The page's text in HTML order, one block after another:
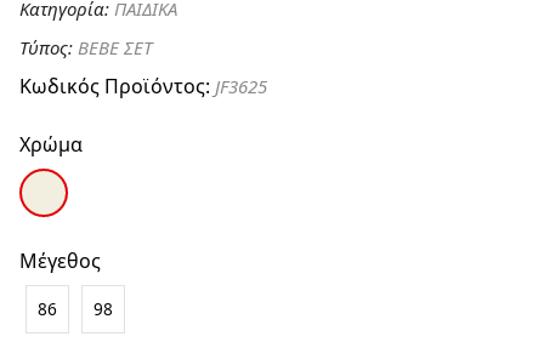
Κατηγορία: ΠΑΙΔΙΚΑ
Τύπος: BEBE ΣΕΤ
Κωδικός Προϊόντος: JF3625
Χρώμα
Μέγεθος
86 98